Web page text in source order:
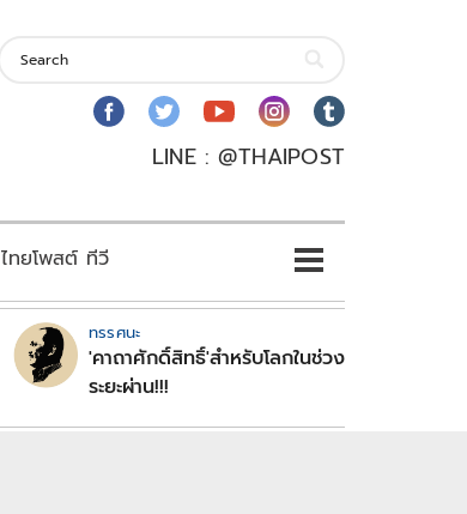
LINE : @THAIPOST
ไทยโพสต์ ทีวี
ทรรศนะ
'คาถาศักดิ์สิทธิ์'สำหรับโลกในช่วง
ระยะผ่าน!!!